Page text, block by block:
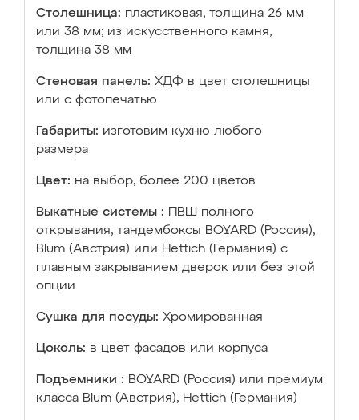
Столешница: пластиковая, толщина 26 мм
или 38 мм; из искусственного камня,
толщина 38 мм
Стеновая панель: ХДФ в цвет столешницы
или с фотопечатью
Габариты: изготовим кухню любого
размера
Цвет: на выбор, более 200 цветов
Выкатные системы :
ПВШ полного
открывания, тандембоксы BOYARD (Россия),
Blum (Австрия) или Hettich (Германия) с
плавным закрыванием дверок или без этой
опции
Сушка для посуды: Хромированная
Цоколь: в цвет фасадов или корпуса
Подъемники : BOYARD (Россия) или премиум
класса Blum (Австрия), Hettich (Германия)